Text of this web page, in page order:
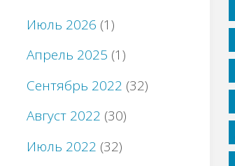
Июль 2026 (1)
Апрель 2025 (1)
Сентябрь 2022 (32)
Август 2022 (30)
Июль 2022 (32)